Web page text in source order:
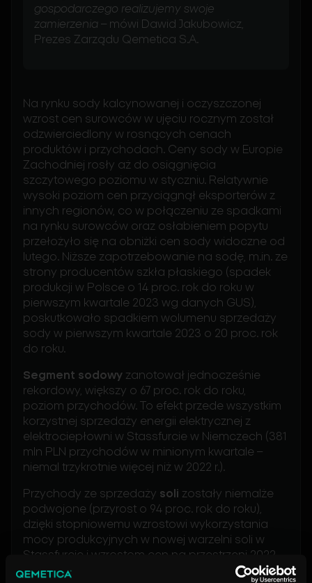
gospodarczego realizujemy swoje
zamierzenia – mówi Dawid Jakubowicz,
Prezes Zarządu Qemetica S.A.
Na rynku sody kalcynowanej i oczyszczonej
wzrost cen surowców w ujęciu rocznym został
odzwierciedlony w rosnących cenach
produktów i przychodach. Ceny sody w Europie
Zachodniej rosły aż do osiągnięcia
szczytowego poziomu w styczniu. Relatywnie
wysoki poziom cen przyciągnął eksporterów z
innych regionów, co w połączeniu ze spadkami
na rynku surowców oraz osłabieniem popytu
przełożyło się na obniżki cen sody widoczne od
lutego. Niższe zapotrzebowanie na sodę, m.in. ze
strony producentów szkła płaskiego (spadek
produkcji w Polsce o 14 proc. rok do roku w
pierwszym kwartale 2023 wg danych GUS),
poskutkowało spadkiem wolumenu sprzedaży
sody w pierwszym kwartale 2023 o 20 proc. rok
do roku.
Segment sodowy zanotował jednocześnie
rekordowy, większy o 67 proc. rok do roku,
poziom przychodów. To efekt przede wszystkim
korzystnej sprzedaży energii elektrycznej z
elektrociepłowni w Stassfurcie w Niemczech (381
mln PLN przychodów w minionym kwartale –
niemal trzykrotnie więcej niż w 2022 r.).
Przychody ze sprzedaży soli zostały niemalże
podwojone (przyrost o 94 proc. rok do roku),
dzięki stopniowemu wzrostowi wykorzystania
mocy produkcyjnych w nowej warzelni soli w
Stassfurcie i wzrostom cen na przestrzeni 2022
roku.